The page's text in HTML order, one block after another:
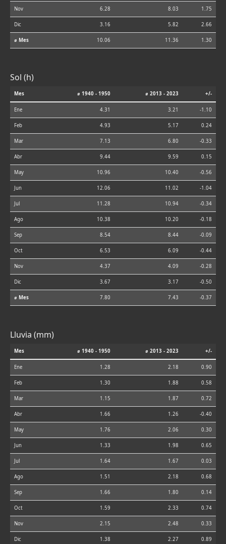
Nov 6.28 8.03 1.75
Dic 3.16 5.82 2.66
⌀ Mes 10.06 11.36 1.30
Sol (h)
Mes ⌀ 1940 - 1950 ⌀ 2013 - 2023 +/-
Ene 4.31 3.21 -1.10
Feb 4.93 5.17 0.24
Mar 7.13 6.80 -0.33
Abr 9.44 9.59 0.15
May 10.96 10.40 -0.56
Jun 12.06 11.02 -1.04
Jul 11.28 10.94 -0.34
Ago 10.38 10.20 -0.18
Sep 8.54 8.44 -0.09
Oct 6.53 6.09 -0.44
Nov 4.37 4.09 -0.28
Dic 3.67 3.17 -0.50
⌀ Mes 7.80 7.43 -0.37
Lluvia (mm)
Mes ⌀ 1940 - 1950 ⌀ 2013 - 2023 +/-
Ene 1.28 2.18 0.90
Feb 1.30 1.88 0.58
Mar 1.15 1.87 0.72
Abr 1.66 1.26 -0.40
May 1.76 2.06 0.30
Jun 1.33 1.98 0.65
Jul 1.64 1.67 0.03
Ago 1.51 2.18 0.68
Sep 1.66 1.80 0.14
Oct 1.59 2.33 0.74
Nov 2.15 2.48 0.33
Dic 1.38 2.27 0.89